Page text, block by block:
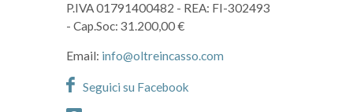
P.IVA 01791400482 - REA: FI-302493
- Cap.Soc: 31.200,00 €
Email: info@oltreincasso.com
Seguici su Facebook